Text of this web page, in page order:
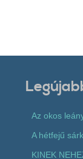
Az okos
A hétfejű
KINEK